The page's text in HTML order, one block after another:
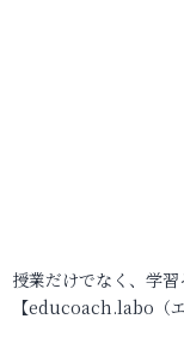
授業だけでなく、学
【educoach.labo（